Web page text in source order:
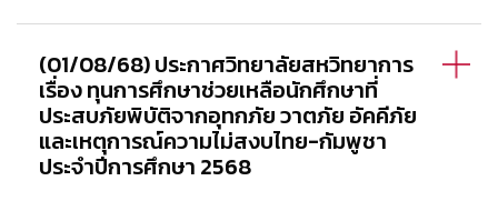
(01/08/68) ประกาศวิทยาลัยสหวิทยาการ
เรื่อง ทุนการศึกษาช่วยเหลือนักศึกษาที่
ประสบภัยพิบัติจากอุทกภัย วาตภัย อัคคีภัย
และเหตุการณ์ความไม่สงบไทย-กัมพูชา
ประจำปีการศึกษา 2568